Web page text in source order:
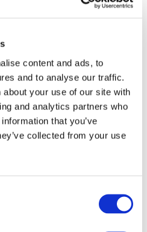
content and ads, to
and to analyse our traffic.
your use of our site with
and analytics partners who
that you’ve
collected from your use